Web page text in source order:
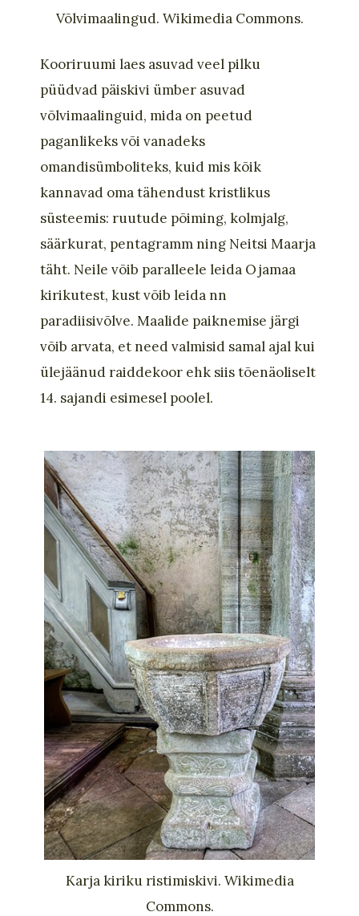
Võlvimaalingud. Wikimedia Commons.
Kooriruumi laes asuvad veel pilku
püüdvad päiskivi ümber asuvad
võlvimaalinguid, mida on peetud
paganlikeks või vanadeks
omandisümboliteks, kuid mis kõik
kannavad oma tähendust kristlikus
süsteemis: ruutude põiming, kolmjalg,
säärkurat, pentagramm ning Neitsi Maarja
täht. Neile võib paralleele leida Ojamaa
kirikutest, kust võib leida nn
paradiisivõlve. Maalide paiknemise järgi
võib arvata, etneed valmisid samal ajal kui
ülejäänudraiddekoor ehk siistõenäoliselt
14. sajandi esimesel poolel.
Karja kiriku ristimiskivi. Wikimedia
Commons.